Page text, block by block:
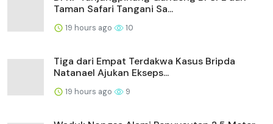
Taman Safari Tangani Sa...
19 hours ago 10
Tiga dari Empat Terdakwa Kasus Bripda
Natanael Ajukan Ekseps...
19 hours ago 9